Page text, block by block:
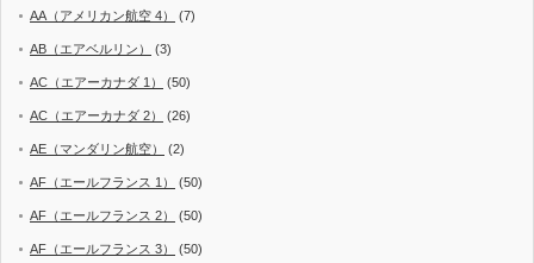
AA（アメリカン航空 4） (7)
AB（エアベルリン） (3)
AC（エアーカナダ 1） (50)
AC（エアーカナダ 2） (26)
AE（マンダリン航空） (2)
AF（エールフランス 1） (50)
AF（エールフランス 2） (50)
AF（エールフランス 3） (50)